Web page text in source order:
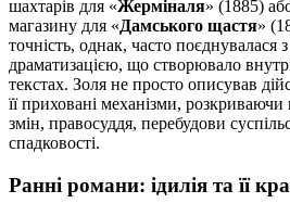
шахтарів для «Жерміналя» (1885)
магазину для «Дамського щастя»
точність, однак, часто поєднувалася
драматизацією, що створювало
текстах. Золя не просто описував
її приховані механізми,
змін, правосуддя, перебудови
спадковості.
Ранні романи: ідилія та її